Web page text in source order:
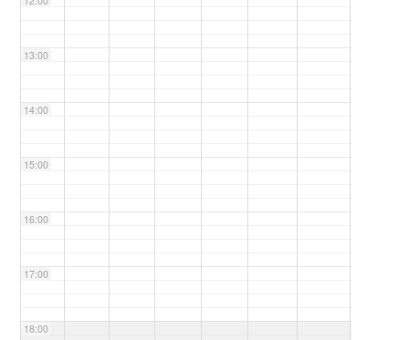
13:00
14:00
15:00
16:00
17:00
18:00